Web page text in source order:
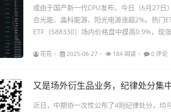
或由于国产新一代CPU发布，今日（6月27
合光能、晶科能源、阳光电源涨超2%。热
ETF（588330）场内价格盘中摸高0.9%，现
花花 2025-06-27 184 阅读 0 评论
近日，中期协一次性公布了4则纪律处分，均